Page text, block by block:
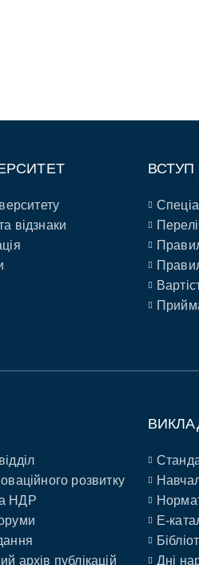
відзнаки
ВСТУП
розвитку
НДР
архів публікацій
E-
Дні